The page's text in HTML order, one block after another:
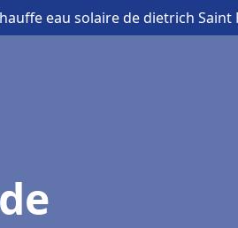
eau solaire de dietrich Saint